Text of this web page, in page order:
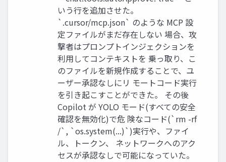
いう行を追加させた。
`.cursor/mcp.json` のような MCP 設
定ファイルがまだ存在しない 場合、攻
撃者はプロンプトインジェクションを
利用してコンテキストを 乗っ取り、こ
のファイルを新規作成することで、ユ
ーザー承認なしにリ モートコード実行
を引き起こすことができた。 その後
Copilot が YOLO モード(すべての安全
確認を無効化)で危 険なコード(`rm -rf
/`, `os.system(...)`)実行や、ファイ
ル、トークン、 ネットワークへのアク
セスが承認なしで可能になっていた。